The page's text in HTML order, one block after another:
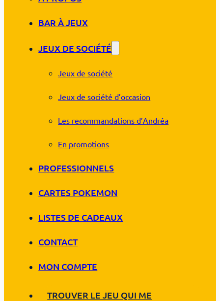
BAR À JEUX
JEUX DE SOCIÉTÉ
Jeux de société
Jeux de société d’occasion
Les recommandations d’Andréa
En promotions
PROFESSIONNELS
CARTES POKEMON
LISTES DE CADEAUX
CONTACT
MON COMPTE
TROUVER LE JEU QUI ME